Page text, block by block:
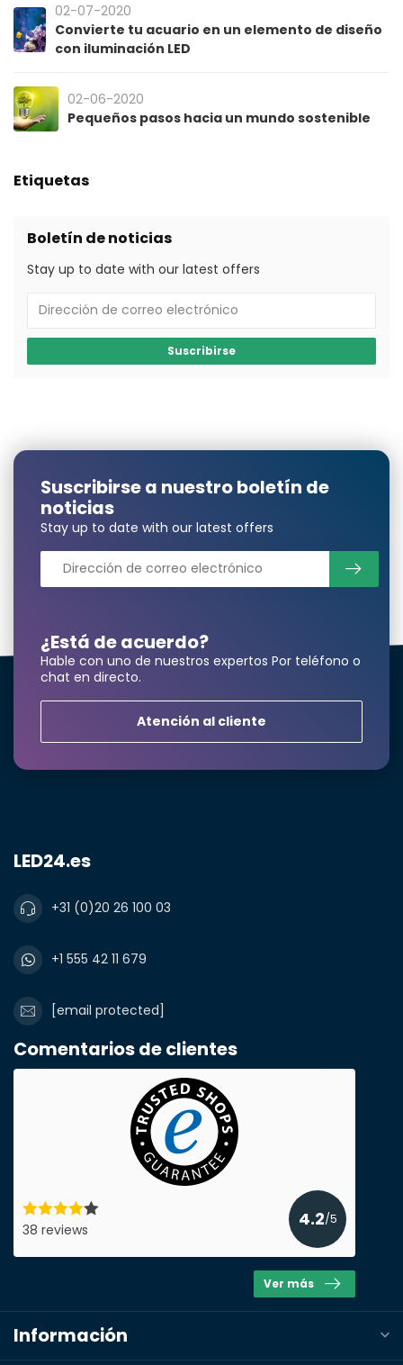
02-07-2020
Convierte tu acuario en un elemento de diseño
con iluminación LED
02-06-2020
Pequeños pasos hacia un mundo sostenible
Etiquetas
Boletín de noticias
Stay up to date with our latest offers
Suscribirse
¿Está de acuerdo?
Hable con uno de nuestros expertos Por teléfono o
chat en directo.
Atención al cliente
Suscribirse a nuestro boletín de
noticias
Stay up to date with our latest offers
LED24.es
+31 (0)20 26 100 03
+1 555 42 11 679
[email protected]
Comentarios de clientes
38 reviews
4.2/5
Ver más
Información